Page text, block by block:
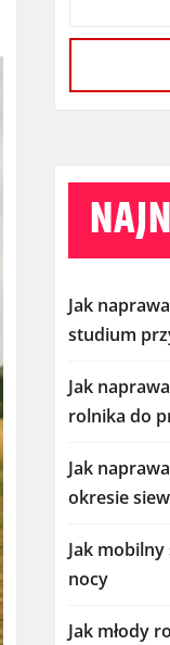
Jak
studium
Jak
rolnika do
Jak
okresie
Jak
nocy
Jak młody